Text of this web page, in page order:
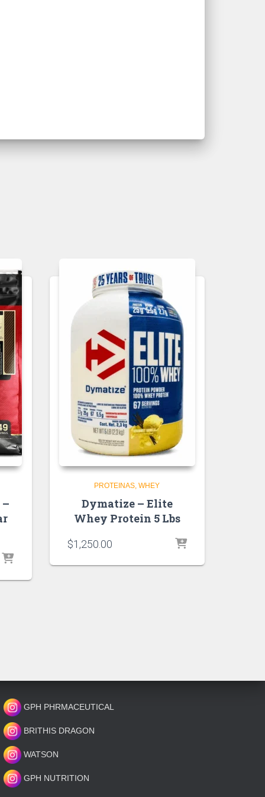
PROTEINAS WHEY
Dymatize – Elite
Whey Protein 5 Lbs
$1,250.00
GPH PHRMACEUTICAL
BRITHIS DRAGON
WATSON
GPH NUTRITION